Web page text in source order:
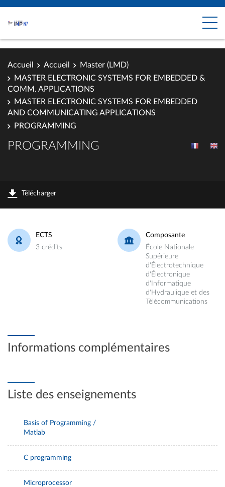
Accueil Accueil
Master (LMD)
MASTER ELECTRONIC SYSTEMS FOR EMBEDDED &
COMM. APPLICATIONS
MASTER ELECTRONIC SYSTEMS FOR EMBEDDED
AND COMMUNICATING APPLICATIONS
PROGRAMMING
PROGRAMMING
Télécharger
ECTS
3 crédits
Composante
École Nationale
Supérieure
d'Électrotechnique
d'Électronique
d'Informatique
d'Hydraulique et des
Télécommunications
Informations complémentaires
Liste des enseignements
Basis of Programming /
Matlab
C programming
Microprocessor